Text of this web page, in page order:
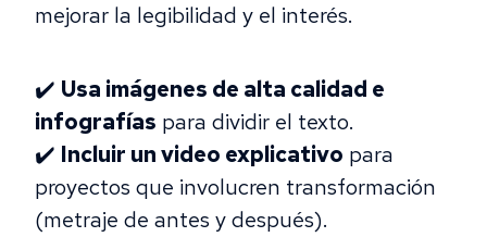
mejorar la legibilidad y el interés.
✔️ Usa imágenes de alta calidad e
infografías para dividir el texto.
✔️ Incluir un video explicativo para
proyectos que involucren transformación
(metraje de antes y después).